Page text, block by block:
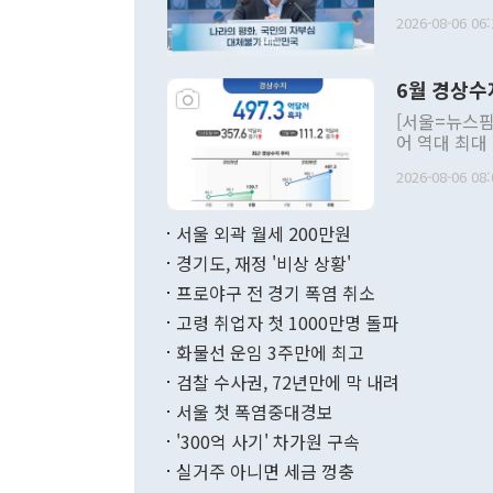
발언 중에는
주의적 희망
관의 대북
관 부처 장
관의 무리한
다. [정동영 통일부 장관이 지난달 23일 오후 서울 종로구 정부서울청사에
무너졌다고
함께 4자 대
2026-08-06
6월 경상
[서울=뉴스
어 역대 최
료=한국은행] 한국은행이 6일 발표한 '2026년 6월 국제수지(잠정)'
며 월간 기
196.9% 급
수출은
2026-08-06
서울 외곽 월세 200만원
경기도, 재정 '비상 상황'
프로야구 전 경기 폭염 취소
고령 취업자 첫 1000만명 돌파
화물선 운임 3주만에 최고
검찰 수사권, 72년만에 막 내려
서울 첫 폭염중대경보
'300억 사기' 차가원 구속
실거주 아니면 세금 껑충